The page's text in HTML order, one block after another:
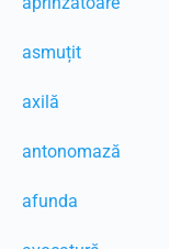
asmuțit
axilă
antonomază
afunda